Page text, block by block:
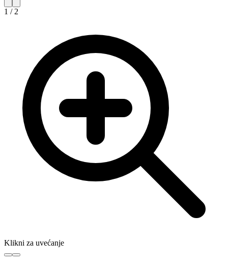
1 / 2
Klikni za uvećanje